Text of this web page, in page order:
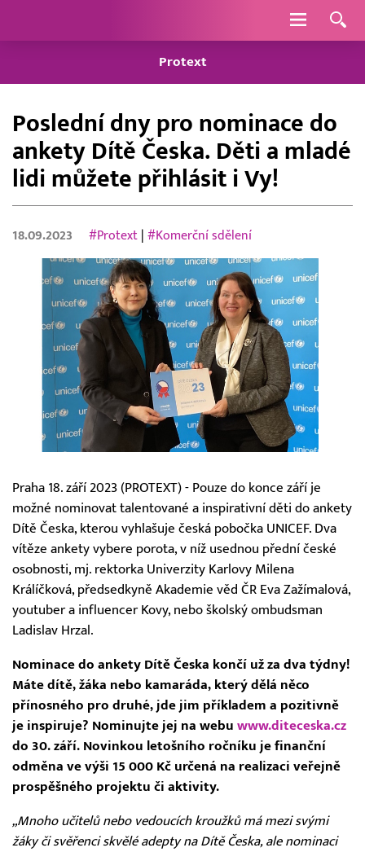
Navigace
Protext
Poslední dny pro nominace do
ankety Dítě Česka. Děti a mladé
lidi můžete přihlásit i Vy!
18.09.2023 #Protext |#Komerční sdělení
Praha 18. září 2023 (PROTEXT) - Pouze do konce září je
možné nominovat talentované a inspirativní děti do ankety
Dítě Česka, kterou vyhlašuje česká pobočka UNICEF. Dva
vítěze ankety vybere porota, v níž usednou přední české
osobnosti, mj. rektorka Univerzity Karlovy Milena
Králíčková, předsedkyně Akademie věd ČR Eva Zažímalová,
youtuber a influencer Kovy, nebo školský ombudsman
Ladislav Hrzal.
Nominace do ankety Dítě Česka končí už za dva týdny!
Máte dítě, žáka nebo kamaráda, který dělá něco
přínosného pro druhé, jde jim příkladem a pozitivně
je inspiruje? Nominujte jej na webu www.diteceska.cz
do 30. září. Novinkou letošního ročníku je finanční
odměna ve výši 15 000 Kč určená na realizaci veřejně
prospěšného projektu či aktivity.
„Mnoho učitelů nebo vedoucích kroužků má mezi svými
žáky či svěřenci skvělé adepty na Dítě Česka, ale nominaci